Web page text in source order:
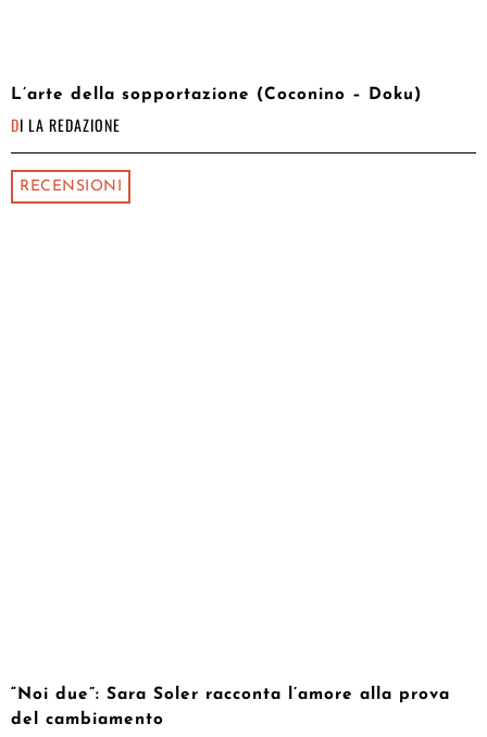
L’arte della sopportazione (Coconino – Doku)
DI LA REDAZIONE
RECENSIONI
“Noi due”: Sara Soler racconta l’amore alla prova
del cambiamento